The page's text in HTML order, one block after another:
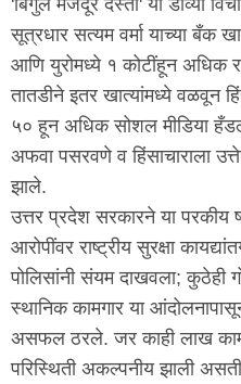
'बिगुल मजदूर दस्ता' या डाव्या
सूत्रधार सत्यम वर्मा याच्या बँक
आणि युरोमध्ये १ कोटींहून अधिक
तातडीने इतर खात्यांमध्ये वळवून
५० हून अधिक सोशल मीडिया
अफवा पसरवणे व हिंसाचाराला
झाले.
उत्तर प्रदेश सरकारने या
आरोपींवर राष्ट्रीय सुरक्षा
पोलिसांनी संयम दाखवला; कुठेही
स्थानिक कामगार या
असफल ठरले. जर काही लाख
परिस्थिती अकल्पनीय झाली